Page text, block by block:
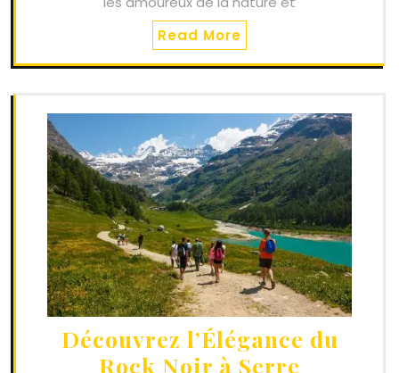
Read More
Découvrez l’Élégance du
Rock Noir à Serre